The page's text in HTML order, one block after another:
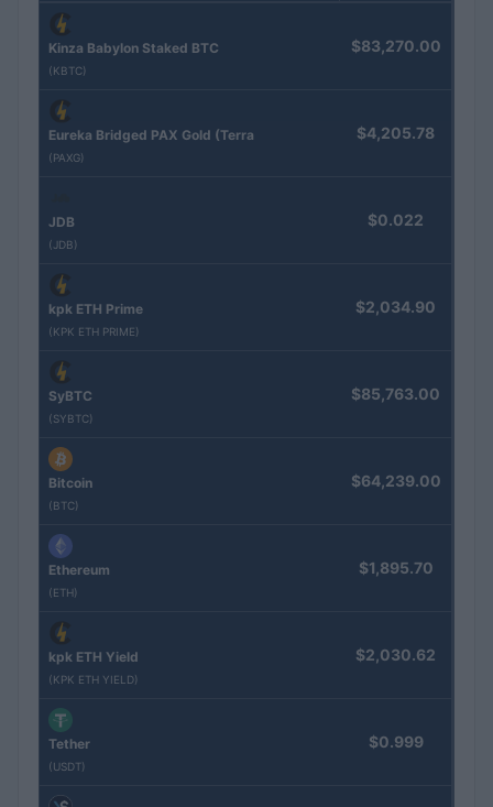
Kinza Babylon Staked BTC
(KBTC)
$83,270.00
Eureka Bridged PAX Gold (Terra
(PAXG)
$4,205.78
JDB
(JDB)
$0.022
kpk ETH Prime
(KPK ETH PRIME)
$2,034.90
SyBTC
(SYBTC)
$85,763.00
Bitcoin
(BTC)
$64,239.00
Ethereum
(ETH)
$1,895.70
kpk ETH Yield
(KPK ETH YIELD)
$2,030.62
Tether
(USDT)
$0.999